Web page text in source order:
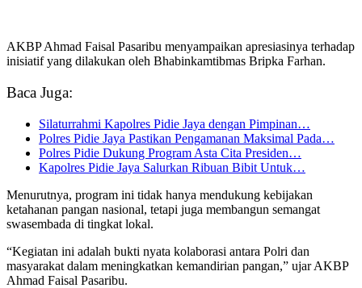
AKBP Ahmad Faisal Pasaribu menyampaikan apresiasinya terhadap
inisiatif yang dilakukan oleh Bhabinkamtibmas Bripka Farhan.
Baca Juga:
Silaturrahmi Kapolres Pidie Jaya dengan Pimpinan…
Polres Pidie Jaya Pastikan Pengamanan Maksimal Pada…
Polres Pidie Dukung Program Asta Cita Presiden…
Kapolres Pidie Jaya Salurkan Ribuan Bibit Untuk…
Menurutnya, program ini tidak hanya mendukung kebijakan
ketahanan pangan nasional, tetapi juga membangun semangat
swasembada di tingkat lokal.
“Kegiatan ini adalah bukti nyata kolaborasi antara Polri dan
masyarakat dalam meningkatkan kemandirian pangan,” ujar AKBP
Ahmad Faisal Pasaribu.